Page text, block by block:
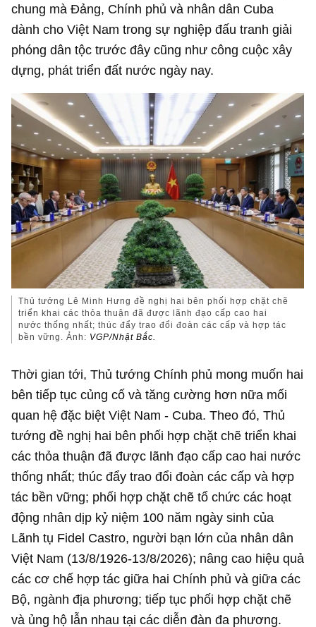
chung mà Đảng, Chính phủ và nhân dân Cuba
dành cho Việt Nam trong sự nghiệp đấu tranh giải
phóng dân tộc trước đây cũng như công cuộc xây
dựng, phát triển đất nước ngày nay.
Thủ tướng Lê Minh Hưng đề nghị hai bên phối hợp chặt chẽ
triển khai các thỏa thuận đã được lãnh đạo cấp cao hai
nước thống nhất; thúc đẩy trao đổi đoàn các cấp và hợp tác
bền vững. Ảnh: VGP/Nhật Bắc.
Thời gian tới, Thủ tướng Chính phủ mong muốn hai
bên tiếp tục củng cố và tăng cường hơn nữa mối
quan hệ đặc biệt Việt Nam - Cuba. Theo đó, Thủ
tướng đề nghị hai bên phối hợp chặt chẽ triển khai
các thỏa thuận đã được lãnh đạo cấp cao hai nước
thống nhất; thúc đẩy trao đổi đoàn các cấp và hợp
tác bền vững; phối hợp chặt chẽ tổ chức các hoạt
động nhân dịp kỷ niệm 100 năm ngày sinh của
Lãnh tụ Fidel Castro, người bạn lớn của nhân dân
Việt Nam (13/8/1926-13/8/2026); nâng cao hiệu quả
các cơ chế hợp tác giữa hai Chính phủ và giữa các
Bộ, ngành địa phương; tiếp tục phối hợp chặt chẽ
và ủng hộ lẫn nhau tại các diễn đàn đa phương.